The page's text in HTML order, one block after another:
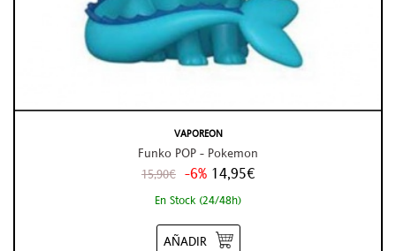
VAPOREON
Funko POP - Pokemon
15,90€ -6% 14,95€
En Stock (24/48h)
AÑADIR